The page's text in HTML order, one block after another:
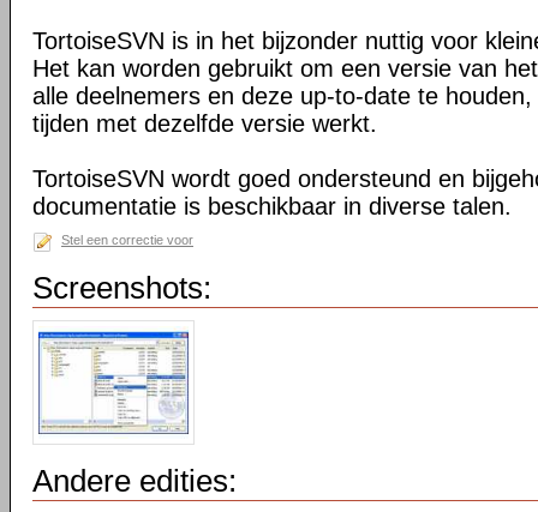
TortoiseSVN is in het bijzonder nuttig voor
Het kan worden gebruikt om een versie van
alle deelnemers en deze up-to-date te
tijden met dezelfde versie werkt.
TortoiseSVN wordt goed ondersteund en
documentatie is beschikbaar in diverse talen.
Stel een correctie voor
Screenshots:
Andere edities: